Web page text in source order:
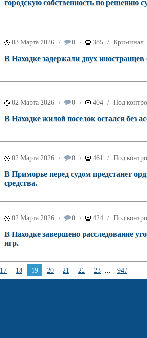
городскую собственность по решению
03 Марта 2026 / 0 / 385 / Криминал
В Находке задержали двух
02 Марта 2026 / 0 / 404 / Под
В Находке жилой поселок остался без
02 Марта 2026 / 0 / 461 / Под
В Приморье перед судом предстанет
средства.
02 Марта 2026 / 0 / 424 / Под
В Находке завершено расследование
игр.
17 18 19 20 21 22 23 ... 947